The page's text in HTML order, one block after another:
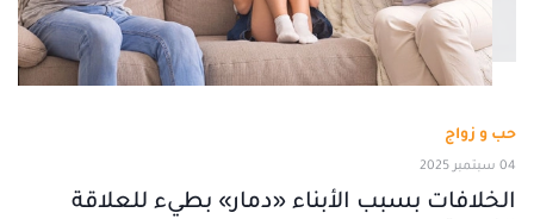
حب و زواج
04 سبتمبر 2025
الخلافات بسبب الأبناء «دمار» بطيء للعلاقة